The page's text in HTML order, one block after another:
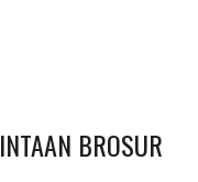
BROSUR